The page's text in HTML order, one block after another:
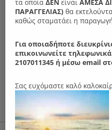
τα οποίαΔΕΝ είναι ΑΜΕΣΑ
ΠΑΡΑΓΓΕΛIΑΣ) θα
καθώς σταματάει η
Για οποιαδήποτε
επικοινωνείτε
2107011345 ή μέσω email
Σας ευχόμαστε καλό